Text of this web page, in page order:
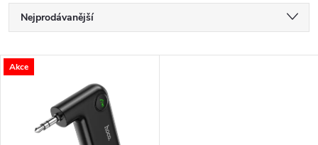
Ř
a
Nejprodávanější
Nejdražší
Abecedně
V
Akce